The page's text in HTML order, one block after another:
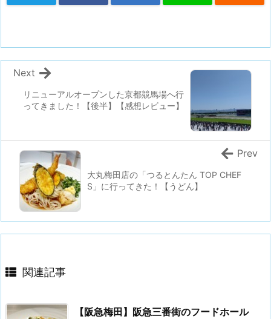
リニューアルオープンした京都競馬場へ行
ってきました！【後半】【感想レビュー】
Next
大丸梅田店の「つるとんたん TOP CHEF
S」に行ってきた！【うどん】
Prev
関連記事
【阪急梅田】阪急三番街のフードホール